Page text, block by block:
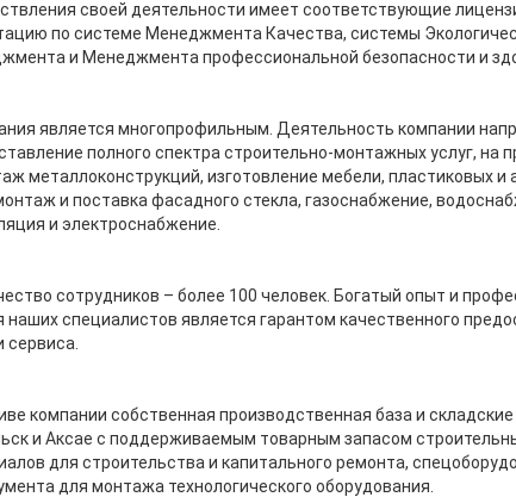
своей деятельности имеет соответствующие
по системе Менеджмента Качества, системы
и Менеджмента профессиональной безопасности и
является многопрофильным. Деятельность компании
полного спектра строительно-монтажных услуг, на
металлоконструкций, изготовление мебели, пластиковых
и поставка фасадного стекла, газоснабжение,
и электроснабжение.
сотрудников – более 100 человек. Богатый опыт и
наших специалистов является гарантом качественного
сервиса.
компании собственная производственная база и
и Аксае с поддерживаемым товарным запасом
для строительства и капитального ремонта,
для монтажа технологического оборудования.